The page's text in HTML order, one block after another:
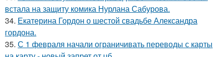
встала на защиту комика Нурлана Сабурова.
34. Екатерина Гордон о шестой свадьбе Александра
гордона.
35. С 1 февраля начали ограничивать переводы с карты